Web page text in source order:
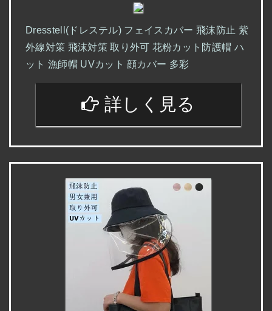
Dresstell(ドレステル) フェイスカバー 飛沫防止 紫
外線対策 飛沫対策 取り外可 花粉カット防護帽 ハ
ット 漁師帽 UVカット 顔カバー 多彩
詳しく見る